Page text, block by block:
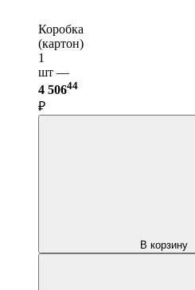
Коробка
(картон)
1
шт —
4 50644
₽
В корзину